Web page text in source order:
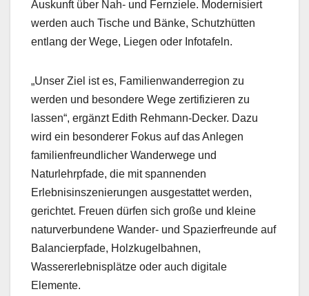
Auskunft über Nah- und Fernziele. Modernisiert
werden auch Tische und Bänke, Schutzhütten
entlang der Wege, Liegen oder Infotafeln.
„Unser Ziel ist es, Familienwanderregion zu
werden und besondere Wege zertifizieren zu
lassen“, ergänzt Edith Rehmann-Decker. Dazu
wird ein besonderer Fokus auf das Anlegen
familienfreundlicher Wanderwege und
Naturlehrpfade, die mit spannenden
Erlebnisinszenierungen ausgestattet werden,
gerichtet. Freuen dürfen sich große und kleine
naturverbundene Wander- und Spazierfreunde auf
Balancierpfade, Holzkugelbahnen,
Wassererlebnisplätze oder auch digitale
Elemente.